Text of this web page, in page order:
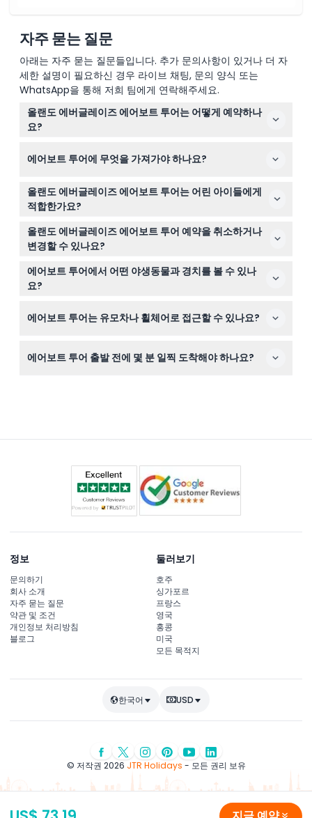
자주 묻는 질문
아래는 자주 묻는 질문들입니다. 추가 문의사항이 있거나 더 자
세한 설명이 필요하신 경우 라이브 채팅, 문의 양식 또는
WhatsApp을 통해 저희 팀에게 연락해주세요.
올랜도 에버글레이즈 에어보트 투어는 어떻게 예약하나
요?
랜도 에버글레이즈 에어보트 투어를 쉽게 온라인으로 예약
에어보트 투어에 무엇을 가져가야 하나요?
편안함을 위해 자외선 차단제, 모자, 선글라스, 벌레 퇴치제
를 가져오시고, 멋진 야생 동물과 경치를 촬영할 수 있도록
카메라나 스마트폰도 챙기세요.
올랜도 에버글레이즈 에어보트 투어는 어린 아이들에게
적합한가요?
0-2세 어린이는 무료로 참가할 수 있지만 11세 이상 어린이
는 성인 요금을 지불해야 합니다. 아주 어린 아이들에게는
이동이 너무 울퉁불퉁하거나 소음이 클 수 있으니 참고하세
요.
올랜도 에버글레이즈 에어보트 투어 예약을 취소하거나
변경할 수 있나요?
티켓은 환불 불가하며 취소 또는 변경이 불가능하므로 예약
전에 계획을 확실히 세워주세요.
에어보트 투어에서 어떤 야생동물과 경치를 볼 수 있나
요?
특한 식물을 보게 되며 가이드가 생태계의 중요성에 대해
에어보트 투어는 유모차나 휠체어로 접근할 수 있나요?
제가 있다면 미리 계획해 주세요.
에어보트 투어 출발 전에 몇 분 일찍 도착해야 하나요?
정보
문의하기
회사 소개
자주 묻는 질문
약관 및 조건
개인정보 처리방침
블로그
둘러보기
호주
싱가포르
프랑스
영국
홍콩
미국
모든 목적지
한국어 USD
© 저작권 2026 JTR Holidays - 모든 권리 보유